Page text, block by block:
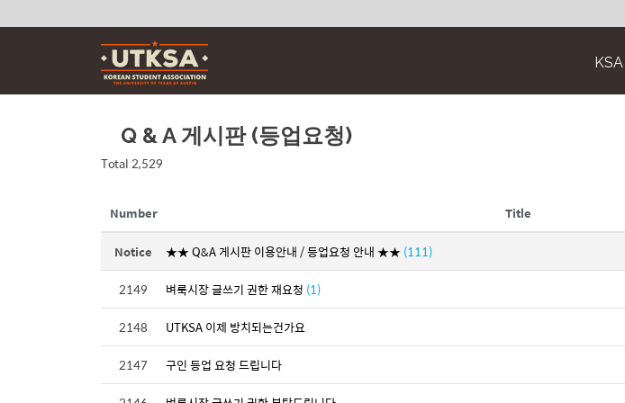
KSA
Q & A 게시판 (등업요청)
Total 2,529
Number Title
Notice ★★ Q&A 게시판 이용안내 / 등업요청 안내 ★★(111)
2149
벼룩시장 글쓰기 권한 재요청 (1)
2148
UTKSA 이제 방치되는건가요
2147
구인 등업 요청 드립니다